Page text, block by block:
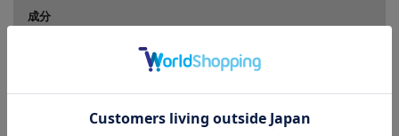
成分
水、セテアリルアルコール、ステアルトリモニウムクロリド、セ
タノール、パルミチン酸エチルヘキシル、ジメチコン、ビオチ
ン、ヒポファエラムノイデス果実エキス、ワサビノキ種子エキ
ス、コケモモ果汁、ビルベリー葉エキス、アサイヤシ果実エキ